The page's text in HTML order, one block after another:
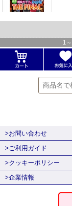
1 ～
>お問い合わせ
>ご利用ガイド
>クッキーポリシー
>企業情報